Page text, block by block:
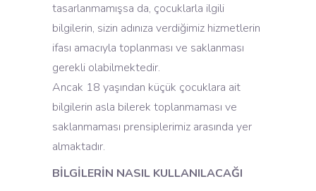
tasarlanmamışsa da, çocuklarla ilgili
bilgilerin, sizin adınıza verdiğimiz hizmetlerin
ifası amacıyla toplanması ve saklanması
gerekli olabilmektedir.
Ancak 18 yaşından küçük çocuklara ait
bilgilerin asla bilerek toplanmaması ve
saklanmaması prensiplerimiz arasında yer
almaktadır.
BİLGİLERİN NASIL KULLANILACAĞI